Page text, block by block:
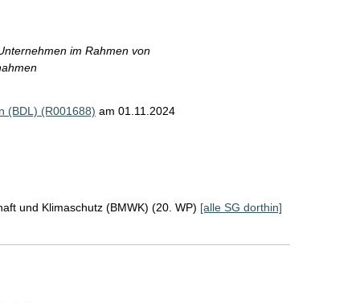
im Rahmen von
(BDL) (R001688) am 01.11.2024
und Klimaschutz (BMWK) (20. WP) [alle SG dorthin]